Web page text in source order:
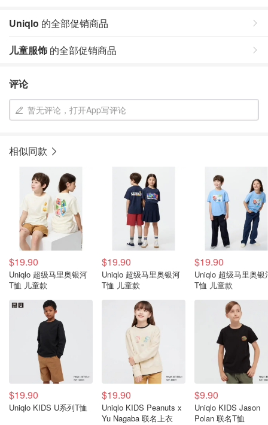
Uniqlo 的全部促销商品
儿童服饰 的全部促销商品
评论
暂无评论，打开App写评论
相似同款
$19.90
Uniqlo 超级马里奥银河
T恤 儿童款
$19.90
Uniqlo 超级马里奥银河
T恤 儿童款
$19.90
Uniqlo 超级马里奥银
T恤 儿童款
$19.90
Uniqlo KIDS U系列T恤
$19.90
Uniqlo KIDS Peanuts x
Yu Nagaba 联名上衣
$9.90
Uniqlo KIDS Jason
Polan 联名T恤